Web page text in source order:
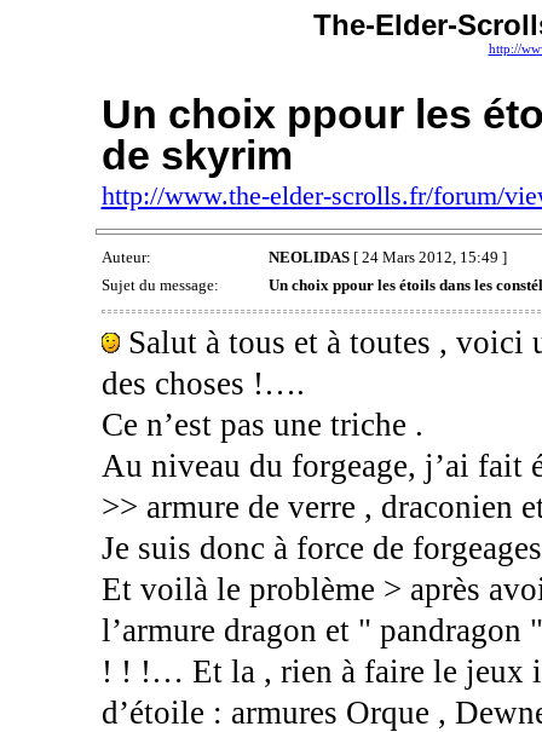
The-Elder-
http://
Un choix ppour les
de skyrim
http://www.the-elder-scrolls.fr/forum/
Auteur: NEOLIDAS[ 24 Mars 2012, 15:49 ]
Sujet du message:
Un choix ppour les étoils dans les
Salut à tous et à toutes , voici
des choses !….
Ce n’est pas une triche .
Au niveau du forgeage, j’ai fait
>> armure de verre , draconien
Je suis donc à force de
Et voilà le problème > après
l’armure dragon et "
! ! !… Et la , rien à faire le jeux
d’étoile : armures Orque ,